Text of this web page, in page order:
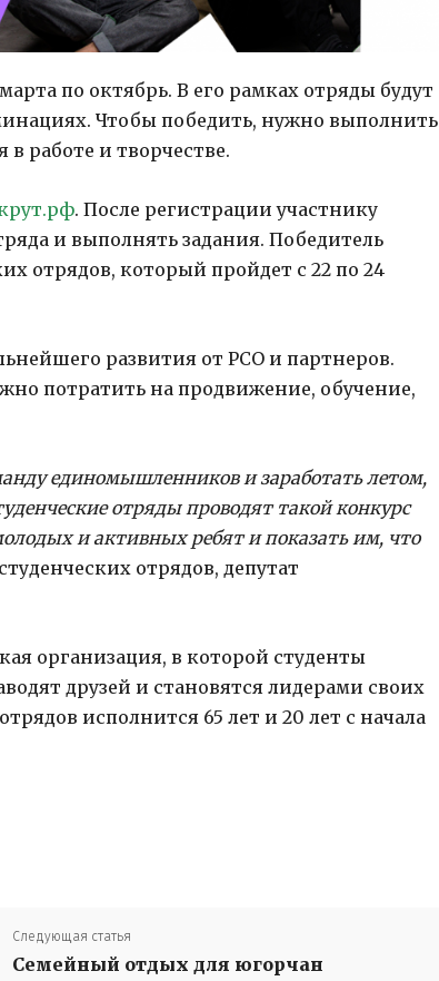
по октябрь. В его рамках отряды будут
Чтобы победить, нужно выполнить
работе и творчестве.
. После регистрации участнику
и выполнять задания. Победитель
отрядов, который пройдет с 22 по 24
развития от РСО и партнеров.
потратить на продвижение, обучение,
единомышленников и заработать летом,
отряды проводят такой конкурс
и активных ребят и показать им, что
отрядов, депутат
организация, в которой студенты
друзей и становятся лидерами своих
исполнится 65 лет и 20 лет с начала
Следующая статья
Семейный отдых для югорчан